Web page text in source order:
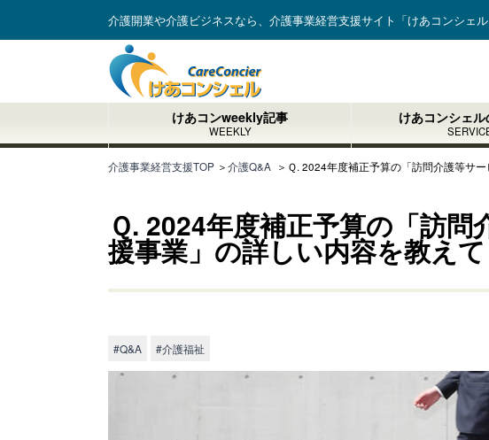
介護開業や介護ビジネスなら、介護事業経営支援サイト「けあコンシェル
けあコンweekly記事
WEEKLY
けあコンシェ
介護事業経営支援TOP ＞介護Q&A ＞ Ｑ. 2024年度補正予算の「訪問介護等サ
Ｑ. 2024年度補正予算の「訪
援事業」の詳しい内容を教え
#Q&A #介護福祉